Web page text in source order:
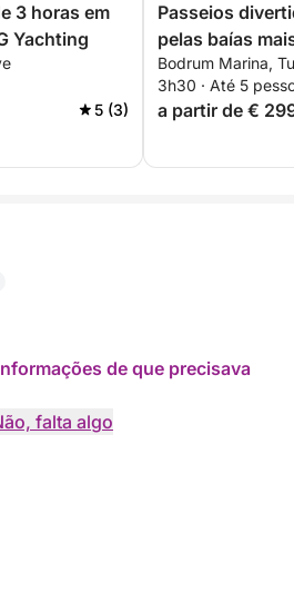
3 horas em
Yachting
5 (3)
Passeios
pelas baías
Bodrum.
Bodrum Marina,
3h30 · Até 5
a partir de €
de que precisava
falta algo